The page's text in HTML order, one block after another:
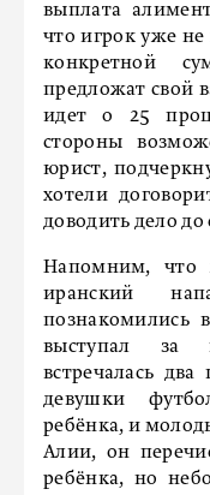
выплата
что игрок уже не
конкретной
предложат свой
идет о 25
стороны
юрист,
хотели
доводить дело до
Напомним, что
иранский
познакомились
выступал за
встречалась
девушки
ребёнка, и
Алии, он
ребёнка, но